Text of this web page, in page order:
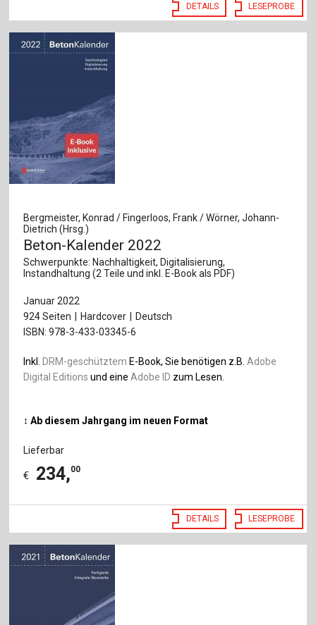
DETAILS LESEPROBE
Bergmeister, Konrad / Fingerloos, Frank / Wörner, Johann-
Dietrich (Hrsg.)
Beton-Kalender 2022
Schwerpunkte: Nachhaltigkeit, Digitalisierung,
Instandhaltung (2 Teile und inkl. E-Book als PDF)
Januar 2022
924 Seiten
Hardcover
Deutsch
ISBN: 978-3-433-03345-6
Inkl. DRM-geschütztem E-Book, Sie benötigen z.B.Adobe
Digital Editions und eineAdobe ID zum Lesen.
↕ Ab diesem Jahrgang im neuen Format
Lieferbar
€ 234,00
DETAILS LESEPROBE